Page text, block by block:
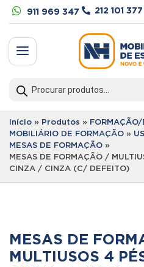
 911 969 347  212 101 377
a
search
Início » Produtos » FORMAÇÃO/
MOBILIÁRIO DE FORMAÇÃO »
MESAS DE FORMAÇÃO »
MESAS DE FORMAÇÃO /
CINZA / CINZA (C/ DEFEITO)
MESAS DE
MULTIUSOS 4